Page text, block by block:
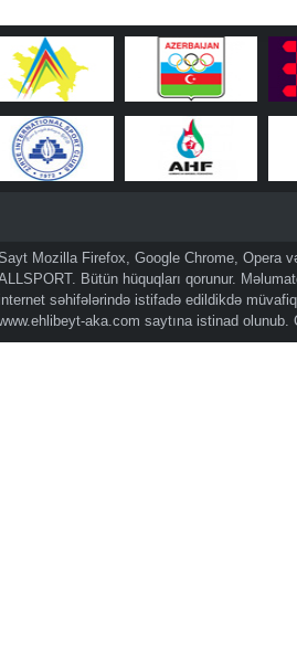
Mozilla Firefox, Google Chrome, Opera
Bütün hüquqları qorunur.
internet səhifələrində istifadə edildikdə
aka.com saytına istinad olunub.